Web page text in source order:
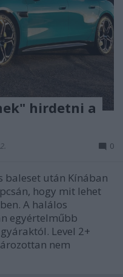
hirdetni a
0
baleset után Kínában
hogy mit lehet
A halálos
egyértelműbb
Level 2+
nem